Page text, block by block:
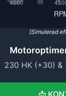
(Simulerad
230 HK (+30) &